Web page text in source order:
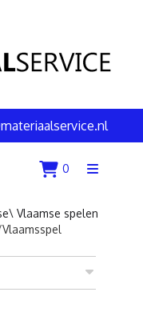
0
Menu
Vlaamse spelen